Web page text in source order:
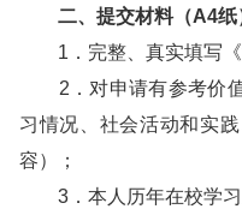
二、提交材料（A4纸
1．完整、真实填写《
2．对申请有参考价值
习情况、社会活动和实
容）；
3．本人历年在校学习